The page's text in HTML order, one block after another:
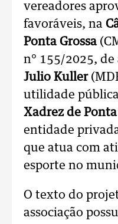
vereadores
favoráveis, na
Ponta Grossa
n° 155/2025,
Julio Kuller
utilidade
Xadrez de Ponta
entidade
que atua com
esporte no
O texto do
associação